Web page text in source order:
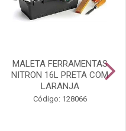
MALETA FERRAMENTAS
NITRON 16L PRETA COM
LARANJA
Código: 128066